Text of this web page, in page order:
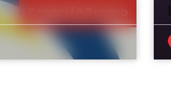
Scopri la Promo